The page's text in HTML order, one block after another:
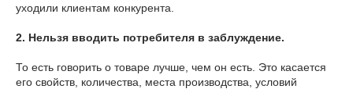
уходили клиентам конкурента.
2. Нельзя вводить потребителя в заблуждение.
То есть говорить о товаре лучше, чем он есть. Это касается
его свойств, количества, места производства, условий